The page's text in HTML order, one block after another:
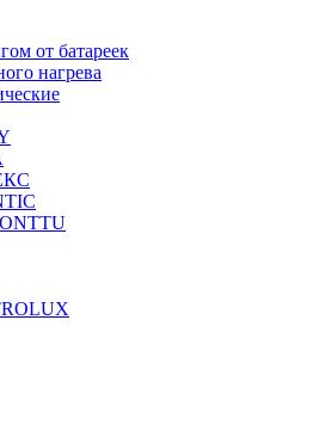
от батареек
нагрева